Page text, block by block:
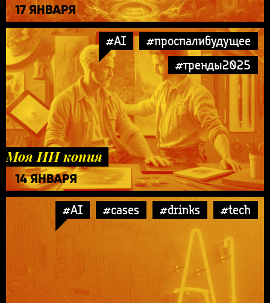
17 ЯНВАРЯ
#AI
#проспалибудущее
#тренды2025
Моя ИИ копия
14 ЯНВАРЯ
#AI #cases #drinks #tech